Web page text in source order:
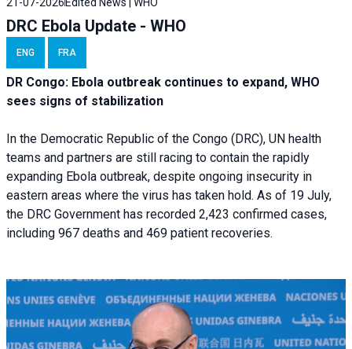
21-07-2026 Edited News | WHO
DRC Ebola Update - WHO
ENG FRA
DR Congo: Ebola outbreak continues to expand, WHO
sees signs of stabilization
In the Democratic Republic of the Congo (DRC), UN health
teams and partners are still racing to contain the rapidly
expanding Ebola outbreak, despite ongoing insecurity in
eastern areas where the virus has taken hold. As of 19 July,
the DRC Government has recorded 2,423 confirmed cases,
including 967 deaths and 469 patient recoveries.